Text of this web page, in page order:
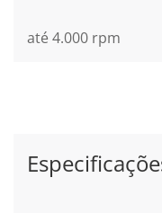
até 4.000 rpm